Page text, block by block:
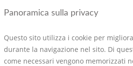
Panoramica sulla privacy
Questo sito utilizza i cookie per
durante la navigazione nel sito. Di
come necessari vengono memorizzati